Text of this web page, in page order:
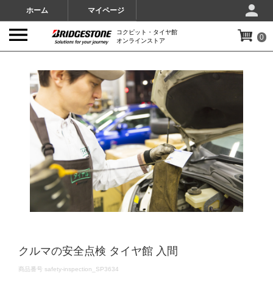
ホーム マイページ
コクピット・タイヤ館
オンラインストア
0
クルマの安全点検 タイヤ館 入間
DETAILS
商品番号 safety-inspection_SP3634